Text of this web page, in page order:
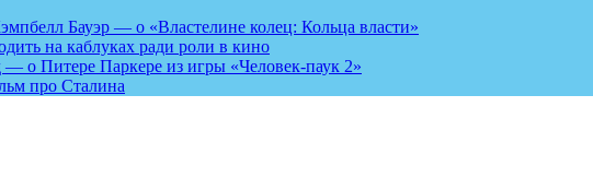
Бауэр — о «Властелине колец: Кольца власти»
на каблуках ради роли в кино
о Питере Паркере из игры «Человек-паук 2»
про Сталина